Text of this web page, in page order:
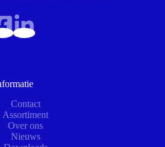
Contact
Assortiment
Over ons
Nieuws